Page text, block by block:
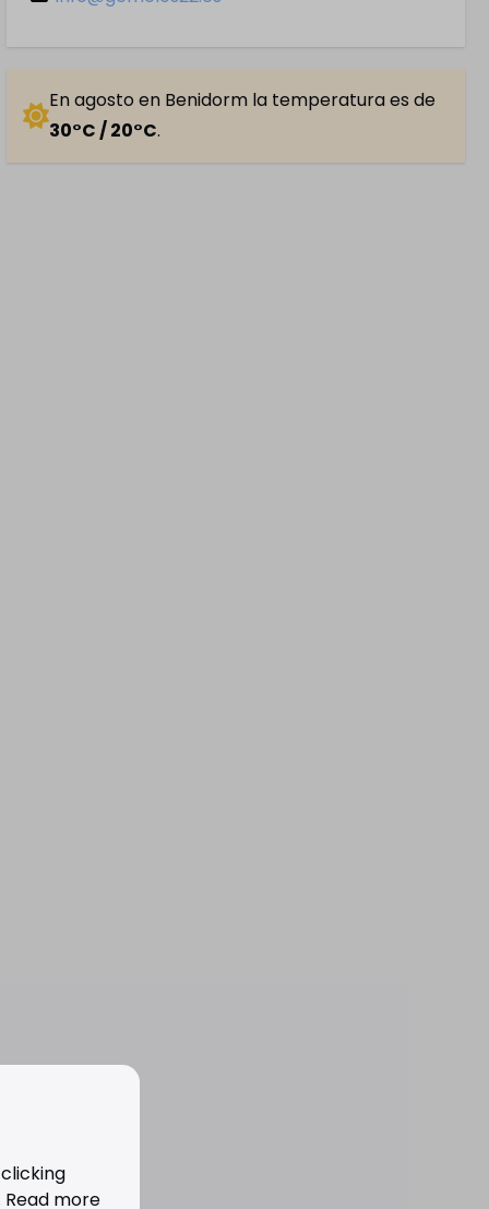
En agosto en Benidorm la temperatura es de
30°C / 20°C.
more